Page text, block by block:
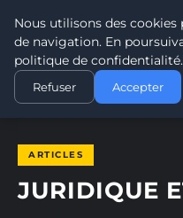
DAWA
PARTAGE ET ENSEIGNEMENT
ACCUEIL JURIDIQUE ET
ARTICLES
JURIDIQUE
Nous utilisons des
de navigation. En
politique de confidentialité.
Refuser Accepter